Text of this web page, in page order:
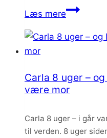
andres fødsler. Det
Læs mereMin
–
blev
født
Carla 8 uger –
være mor
Carla 8 uger – i går
til verden. 8 uger